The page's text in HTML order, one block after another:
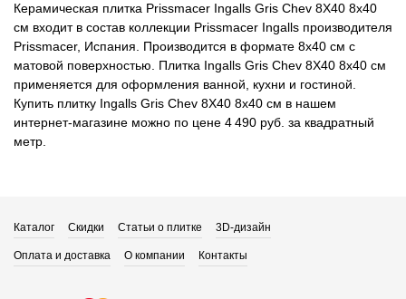
Керамическая плитка Prissmacer Ingalls Gris Chev 8X40 8x40
см входит в состав коллекции Prissmacer Ingalls производителя
Prissmacer, Испания. Производится в формате 8x40 см с
матовой поверхностью. Плитка Ingalls Gris Chev 8X40 8x40 см
применяется для оформления ванной, кухни и гостиной.
Купить плитку Ingalls Gris Chev 8X40 8x40 см в нашем
интернет-магазине можно по цене 4 490 руб. за квадратный
метр.
Каталог Скидки Статьи о плитке 3D-дизайн
Оплата и доставка О компании Контакты